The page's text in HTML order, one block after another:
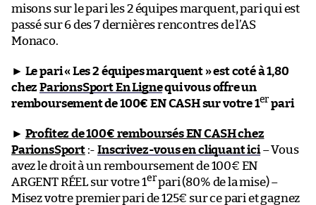
misons sur le pari les 2 équipes marquent, pari qui est
passé sur 6 des 7 dernières rencontres de l’AS
Monaco.
► Le pari « Les 2 équipes marquent » est coté à 1,80
chezParionsSport En Lignequi vous offre un
remboursement de 100€ EN CASH sur votre 1er pari
► Profitez de 100€ remboursés EN CASH chez
ParionsSport:-Inscrivez-vous en cliquant ici– Vous
avez le droit à un remboursement de 100€ EN
ARGENT RÉEL sur votre 1erpari (80% de la mise) –
Misez votre premier pari de 125€ sur ce pari et gagnez